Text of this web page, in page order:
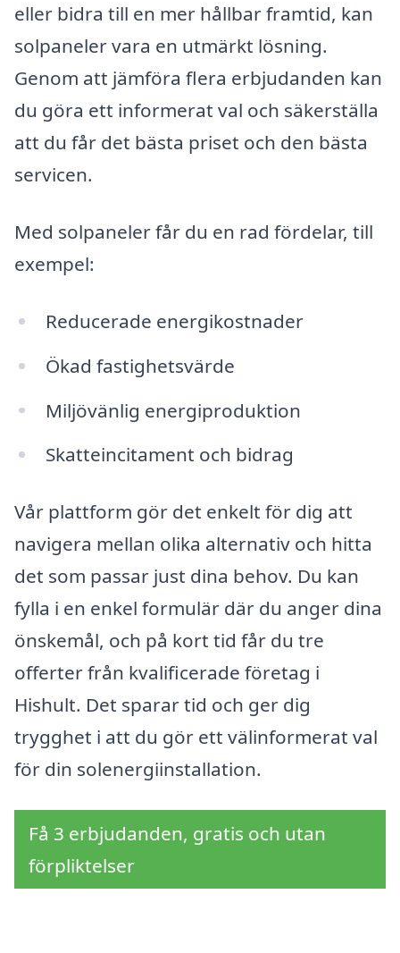
eller bidra till en mer hållbar framtid, kan
solpaneler vara en utmärkt lösning.
Genom att jämföra flera erbjudanden kan
du göra ett informerat val och säkerställa
att du får det bästa priset och den bästa
servicen.
Med solpaneler får du en rad fördelar, till
exempel:
Reducerade energikostnader
Ökad fastighetsvärde
Miljövänlig energiproduktion
Skatteincitament och bidrag
Vår plattform gör det enkelt för dig att
navigera mellan olika alternativ och hitta
det som passar just dina behov. Du kan
fylla i en enkel formulär där du anger dina
önskemål, och på kort tid får du tre
offerter från kvalificerade företag i
Hishult. Det sparar tid och ger dig
trygghet i att du gör ett välinformerat val
för din solenergiinstallation.
Få 3 erbjudanden, gratis och utan
förpliktelser